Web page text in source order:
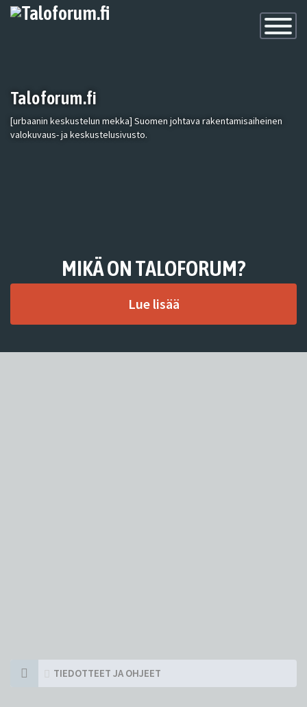
Toggle
Taloforum.fi
[urbaanin keskustelun mekka] Suomen johtava rakentamisaiheinen
valokuvaus- ja keskustelusivusto.
MIKÄ ON TALOFORUM?
Lue lisää
TIEDOTTEET JA OHJEET